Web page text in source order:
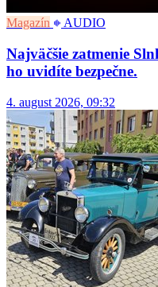
Magazín AUDIO
Najväčšie zatmenie
ho uvidíte bezpečne.
4. august 2026, 09:32